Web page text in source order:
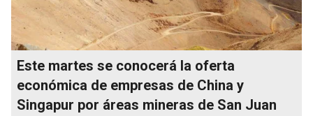
Este martes se conocerá la oferta
económica de empresas de China y
Singapur por áreas mineras de San Juan